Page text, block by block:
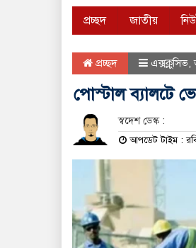
প্রচ্ছদ জাতীয়
প্রচ্ছদ এক্সক্লুসিভ,
পোস্টাল ব্যালটে
স্বদেশ ডেস্ক :
আপডেট টাইম :